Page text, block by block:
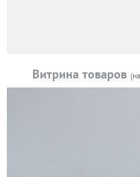
Витрина товаров